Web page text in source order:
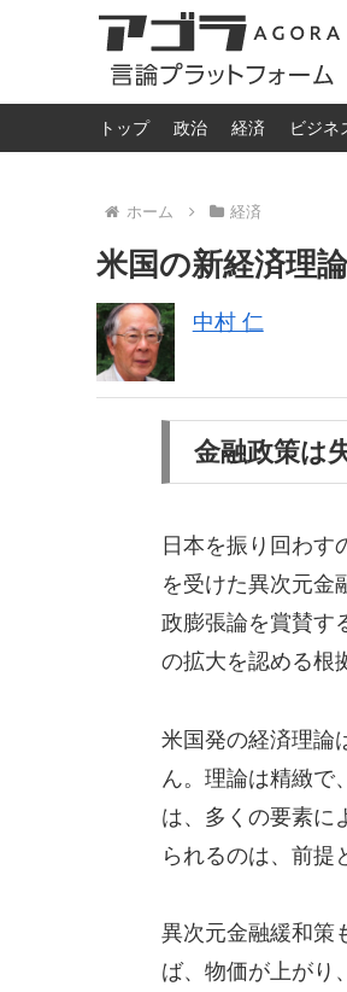
トップ 政治 経済 ビジネ
ホーム 経済
米国の新経済理
中村 仁
金融政策は
日本を振り回わす
を受けた異次元金
政膨張論を賞賛す
の拡大を認める根
米国発の経済理論
ん。理論は精緻で
は、多くの要素に
られるのは、前提
異次元金融緩和策
ば、物価が上がり